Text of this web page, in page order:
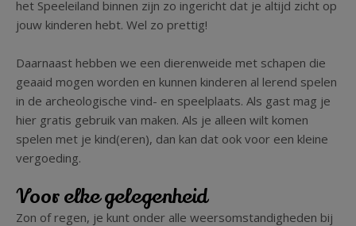
het Speeleiland binnen zijn zo ingericht dat je altijd zicht op
jouw kinderen hebt. Wel zo prettig!
Daarnaast hebben we een dierenweide met schapen die
geaaid mogen worden en kunnen kinderen al lerend spelen
in de archeologische vind- en speelplaats. Als gast mag je
hier gratis gebruik van maken. Als je alleen wilt komen
spelen met je kind(eren), dan kan dat ook voor een kleine
vergoeding.
Voor elke gelegenheid
Zon of regen, je kunt onder alle weersomstandigheden bij